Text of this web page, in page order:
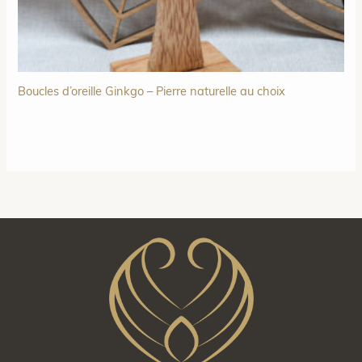
Boucles d’oreille Ginkgo – Pierre naturelle au choix